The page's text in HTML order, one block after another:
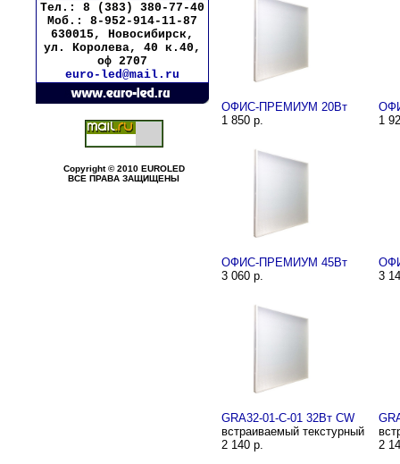
Тел.: 8 (383) 380-77-40
Моб.: 8-952-914-11-87
630015, Новосибирск,
ул. Королева, 40 к.40,
оф 2707
euro-led@mail.ru
Copyright © 2010 EUROLED
ВСЕ ПРАВА ЗАЩИЩЕНЫ
ОФИС-ПРЕМИУМ 20Вт
1 850 р.
1
ОФИС-ПРЕМИУМ 45Вт
3 060 р.
3
GRA32-01-C-01 32Вт CW
встраиваемый текстурный
2 140 р.
2